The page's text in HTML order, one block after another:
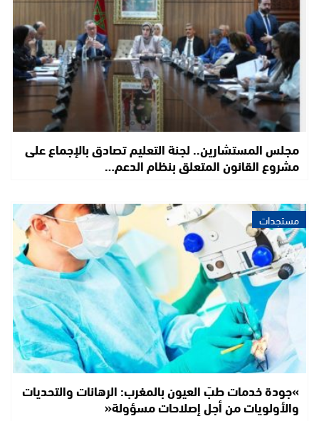
مجلس المستشارين.. لجنة التعليم تصادق بالإجماع على
مشروع القانون المتعلق بنظام الدعم…
مستجدات
»جودة خدمات طبّ العيون بالمغرب: الرهانات والتحديات
والأولويات من أجل إصلاحات مسؤولة«